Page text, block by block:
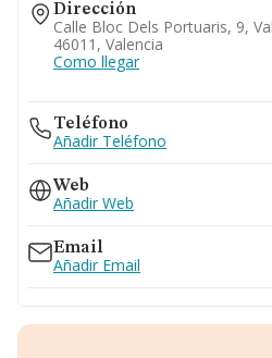
Dirección
Calle Bloc Dels Portuaris, 9,
46011, Valencia
Como llegar
Teléfono
Añadir Teléfono
Web
Añadir Web
Email
Añadir Email